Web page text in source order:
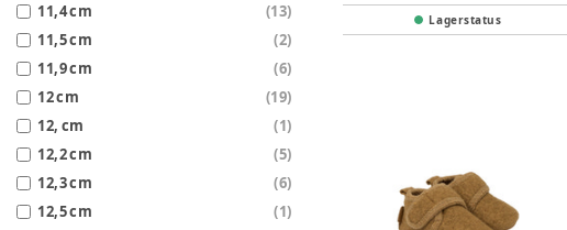
11,4 cm
(13)
11,5 cm
(2)
11,9 cm
(6)
12 cm
(19)
12, cm
(1)
12,2 cm
(5)
12,3 cm
(6)
12,5 cm
(1)
Lagerstatus